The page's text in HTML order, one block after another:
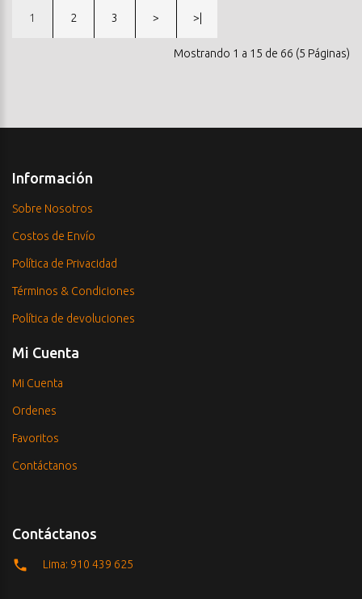
1 2 3 > >|
Mostrando 1 a 15 de 66 (5 Páginas)
Información
Sobre Nosotros
Costos de Envío
Política de Privacidad
Términos & Condiciones
Política de devoluciones
Mi Cuenta
Mi Cuenta
Ordenes
Favoritos
Contáctanos
Contáctanos
Lima: 910 439 625